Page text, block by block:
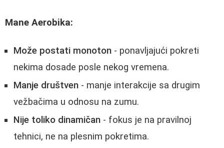
Mane Aerobika:
Može postati monoton - ponavljajući pokreti
nekima dosade posle nekog vremena.
Manje društven - manje interakcije sa drugim
vežbačima u odnosu na zumu.
Nije toliko dinamičan - fokus je na pravilnoj
tehnici, ne na plesnim pokretima.